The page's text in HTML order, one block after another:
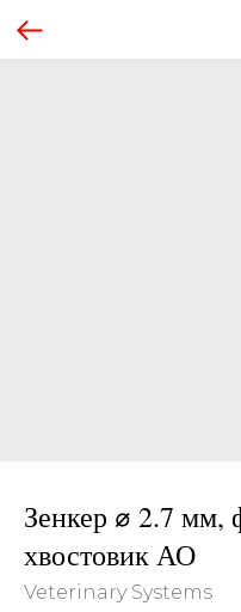
Зенкер ⌀​ 2.7 мм,
хвостовик АО
Veterinary Systems